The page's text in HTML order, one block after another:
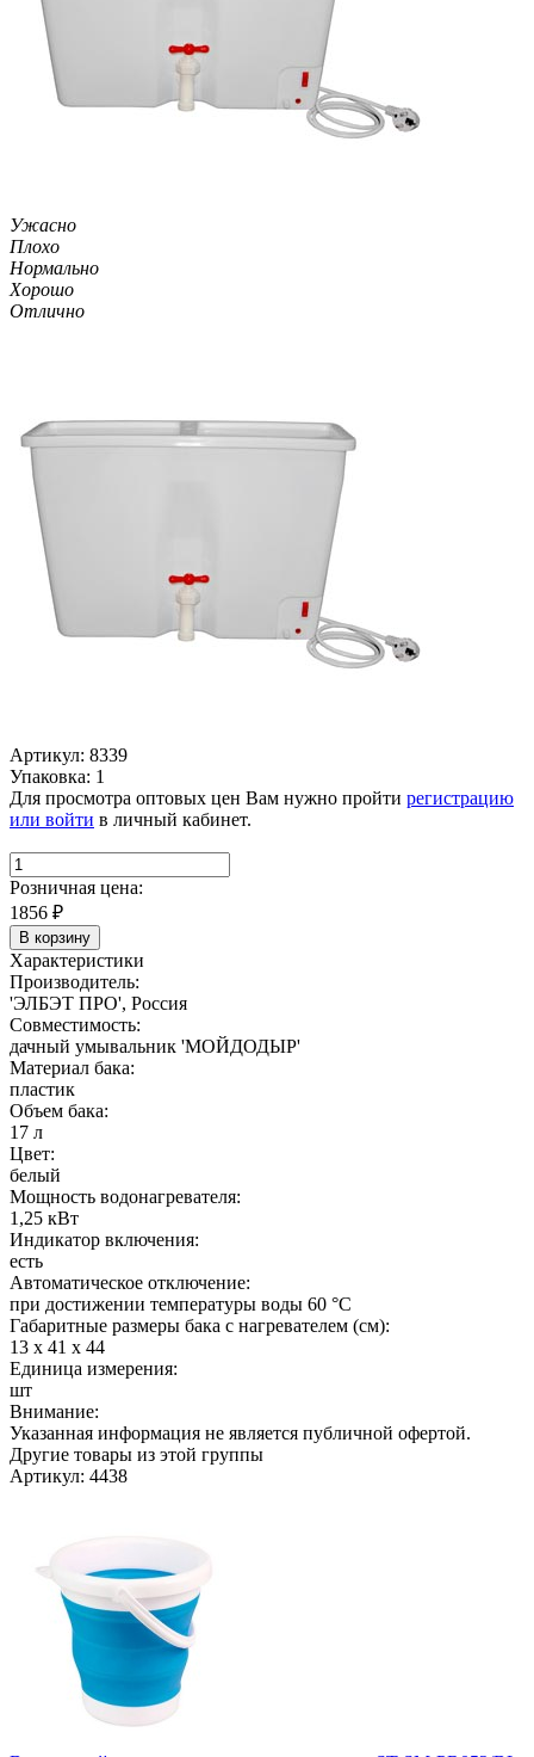
Ужасно
Плохо
Нормально
Хорошо
Отлично
Артикул: 8339
Упаковка: 1
Для просмотра оптовых цен Вам нужно пройти регистрацию
или войти в личный кабинет.
Розничная цена:
1856 ₽
В корзину
Характеристики
Производитель:
'ЭЛБЭТ ПРО', Россия
Совместимость:
дачный умывальник 'МОЙДОДЫР'
Материал бака:
пластик
Объем бака:
17 л
Цвет:
белый
Мощность водонагревателя:
1,25 кВт
Индикатор включения:
есть
Автоматическое отключение:
при достижении температуры воды 60 °C
Габаритные размеры бака с нагревателем (см):
13 х 41 х 44
Единица измерения:
шт
Внимание:
Указанная информация не является публичной офертой.
Другие товары из этой группы
Артикул: 4438